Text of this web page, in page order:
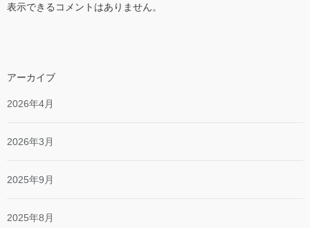
表示できるコメントはありません。
アーカイブ
2026年4月
2026年3月
2025年9月
2025年8月